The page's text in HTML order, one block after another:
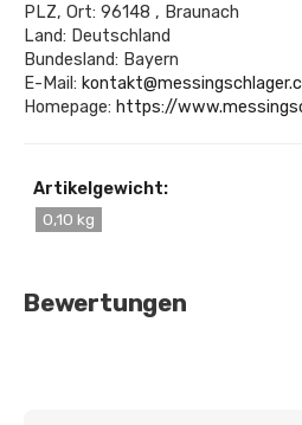
PLZ, Ort: 96148 , Braunach
Land: Deutschland
Bundesland: Bayern
E-Mail:
Homepage: https://
Artikelgewicht:
0,10 kg
Bewertungen